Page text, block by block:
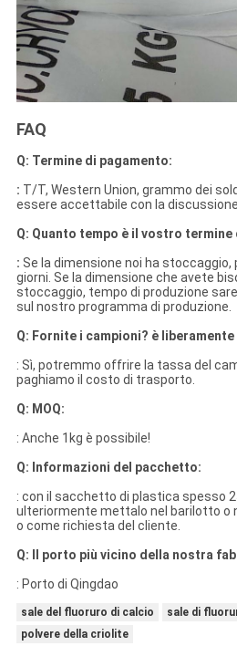
FAQ
Q: Termine di pagamento:
: T/T, Western Union, grammo dei
essere accettabile con la discussione.
Q: Quanto tempo è il vostro termine
: Se la dimensione noi ha
giorni. Se la dimensione che avete
stoccaggio, tempo di produzione
sul nostro programma di produzione.
Q: Fornite i campioni? è
: Sì, potremmo offrire la tassa del
paghiamo il costo di trasporto.
Q: MOQ:
: Anche 1kg è possibile!
Q: Informazioni del pacchetto:
: con il sacchetto di plastica spesso
ulteriormente mettalo nel barilotto o
o come richiesta del cliente.
Q: Il porto più vicino della nostra
: Porto di Qingdao
sale del fluoruro di calcio
sale di
polvere della criolite